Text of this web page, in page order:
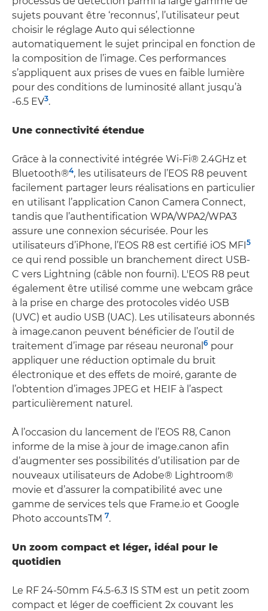
sujets pouvant être ‘reconnus’, l’utilisateur peut
choisir le réglage Auto qui sélectionne
automatiquement le sujet principal en fonction de
la composition de l’image. Ces performances
s’appliquent aux prises de vues en faible lumière
pour des conditions de luminosité allant jusqu’à
-6.5 EV3.
Une connectivité étendue
Grâce à la connectivité intégrée Wi-Fi® 2.4GHz et
Bluetooth®4, les utilisateurs de l’EOS R8 peuvent
facilement partager leurs réalisations en particulier
en utilisant l’application Canon Camera Connect,
tandis que l’authentification WPA/WPA2/WPA3
assure une connexion sécurisée. Pour les
utilisateurs d’iPhone, l’EOS R8 est certifié iOS MFI5
ce qui rend possible un branchement direct USB-
C vers Lightning (câble non fourni). L'EOS R8 peut
également être utilisé comme une webcam grâce
à la prise en charge des protocoles vidéo USB
(UVC) et audio USB (UAC). Les utilisateurs abonnés
à image.canon peuvent bénéficier de l’outil de
traitement d’image par réseau neuronal 6 pour
appliquer une réduction optimale du bruit
électronique et des effets de moiré, garante de
l’obtention d’images JPEG et HEIF à l’aspect
particulièrement naturel.
À l’occasion du lancement de l’EOS R8, Canon
informe de la mise à jour de image.canon afin
d’augmenter ses possibilités d’utilisation par de
nouveaux utilisateurs de Adobe® Lightroom®
movie et d’assurer la compatibilité avec une
gamme de services tels que Frame.io et Google
Photo accountsTM 7.
Un zoom compact et léger, idéal pour le
quotidien
Le RF 24-50mm F4.5-6.3 IS STM est un petit zoom
compact et léger de coefficient 2x couvant les